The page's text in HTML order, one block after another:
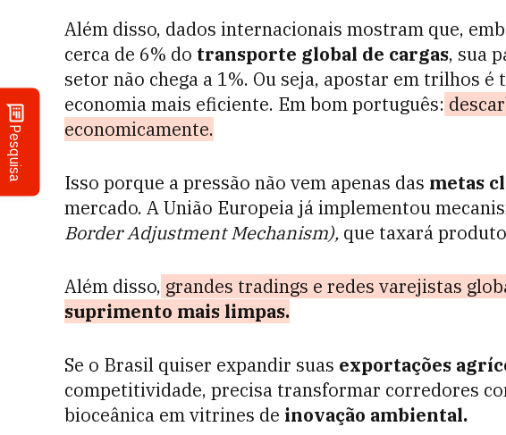
Pesquisa
Além disso, dados internacionais mostram que,
cerca de 6% do transporte global de cargas, sua
setor não chega a 1%. Ou seja, apostar em trilhos é
economia mais eficiente. Em bom português:
economicamente.
Isso porque a pressão não vem apenas das metas
mercado. A União Europeia já implementou
Border Adjustment Mechanism), que taxará
Além disso, grandes tradings e redes varejistas
suprimento mais limpas.
Se o Brasil quiser expandir suas exportações
competitividade, precisa transformar corredores
bioceânica em vitrines de inovação ambiental.